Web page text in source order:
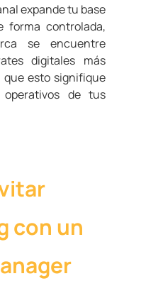
expande tu base
forma controlada,
se encuentre
digitales más
esto signifique
de tus
con un